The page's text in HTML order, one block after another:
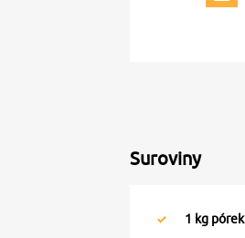
Suroviny
1 kg pórek